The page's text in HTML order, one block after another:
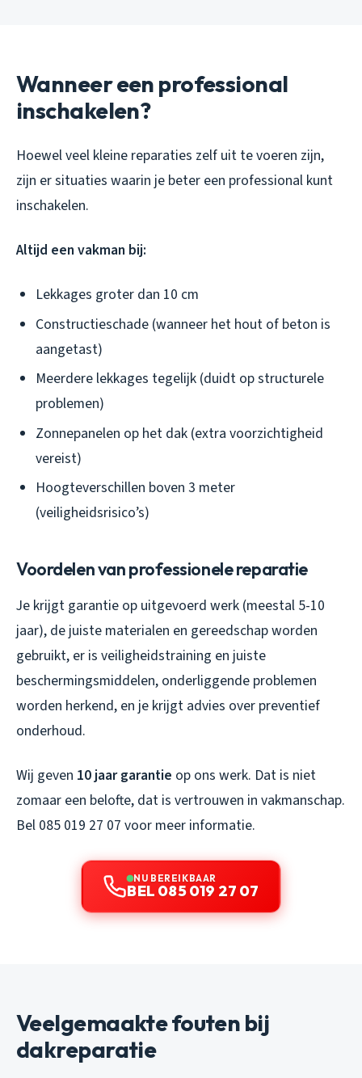
Wanneer een professional
inschakelen?
Hoewel veel kleine reparaties zelf uit te voeren zijn,
zijn er situaties waarin je beter een professional kunt
inschakelen.
Altijd een vakman bij:
Lekkages groter dan 10 cm
Constructieschade (wanneer het hout of beton is
aangetast)
Meerdere lekkages tegelijk (duidt op structurele
problemen)
Zonnepanelen op het dak (extra voorzichtigheid
vereist)
Hoogteverschillen boven 3 meter
(veiligheidsrisico’s)
Voordelen van professionele reparatie
Je krijgt garantie op uitgevoerd werk (meestal 5-10
jaar), de juiste materialen en gereedschap worden
gebruikt, er is veiligheidstraining en juiste
beschermingsmiddelen, onderliggende problemen
worden herkend, en je krijgt advies over preventief
onderhoud.
Wij geven 10 jaar garantie op ons werk. Dat is niet
zomaar een belofte, dat is vertrouwen in vakmanschap.
Bel 085 019 27 07 voor meer informatie.
NU BEREIKBAAR
BEL 085 019 27 07
Veelgemaakte fouten bij
dakreparatie